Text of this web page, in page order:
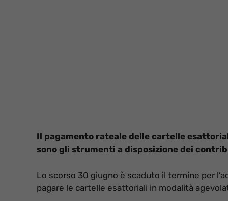
Il pagamento rateale delle cartelle
sono gli strumenti a disposizione dei
Lo scorso 30 giugno è scaduto il termine per
pagare le cartelle esattoriali in modalità